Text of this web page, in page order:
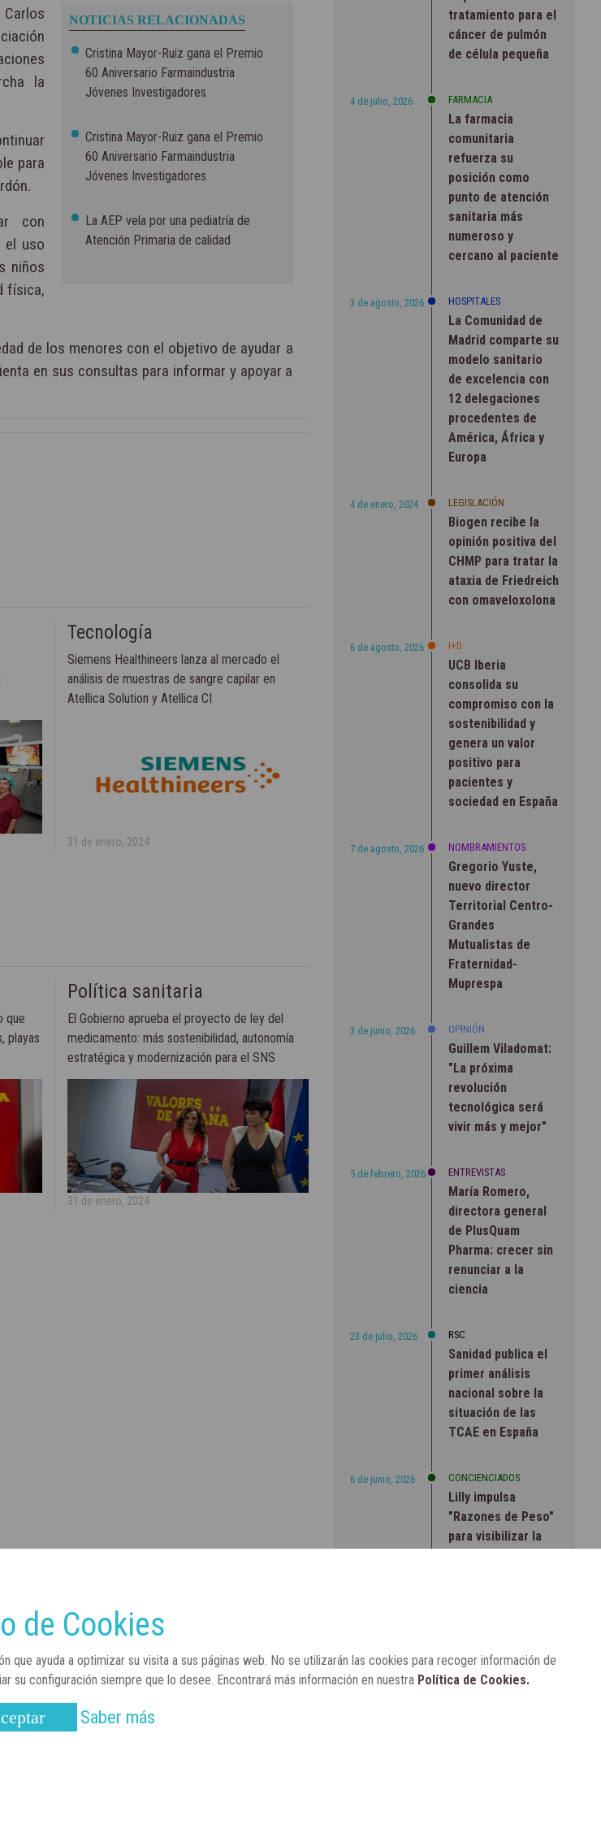
NOTICIAS RELACIONADAS
Cristina Mayor-Ruiz gana el Premio
60 Aniversario Farmaindustria
Jóvenes Investigadores
Cristina Mayor-Ruiz gana el Premio
60 Aniversario Farmaindustria
Jóvenes Investigadores
La AEP vela por una pediatría de
Atención Primaria de calidad
Carlos
la
para
con
el uso
niños
física,
de los menores con el objetivo de ayudar a
en sus consultas para informar y apoyar a
Tecnología
Siemens Healthineers lanza al mercado el
análisis de muestras de sangre capilar en
Atellica Solution y Atellica CI
31 de enero, 2024
que
playas
Política sanitaria
El Gobierno aprueba el proyecto de ley del
medicamento: más sostenibilidad, autonomía
estratégica y modernización para el SNS
31 de enero, 2024
tratamiento para el
cáncer de pulmón
de célula pequeña
4 de julio, 2026 FARMACIA
La farmacia
comunitaria
refuerza su
posición como
punto de atención
sanitaria más
numeroso y
cercano al paciente
3 de agosto, 2026 HOSPITALES
La Comunidad de
Madrid comparte su
modelo sanitario
de excelencia con
12 delegaciones
procedentes de
América, África y
Europa
4 de enero, 2024 LEGISLACIÓN
Biogen recibe la
opinión positiva del
CHMP para tratar la
ataxia de Friedreich
con omaveloxolona
6 de agosto, 2026 I+D
UCB Iberia
consolida su
compromiso con la
sostenibilidad y
genera un valor
positivo para
pacientes y
sociedad en España
7 de agosto, 2026 NOMBRAMIENTOS
Gregorio Yuste,
nuevo director
Territorial Centro-
Grandes
Mutualistas de
Fraternidad-
Muprespa
3 de junio, 2026 OPINIÓN
Guillem Viladomat:
"La próxima
revolución
tecnológica será
vivir más y mejor"
5 de febrero, 2026 ENTREVISTAS
María Romero,
directora general
de PlusQuam
Pharma: crecer sin
renunciar a la
ciencia
23 de julio, 2026 RSC
Sanidad publica el
primer análisis
nacional sobre la
situación de las
TCAE en España
6 de junio, 2026 CONCIENCIADOS
Lilly impulsa
"Razones de Peso"
para visibilizar la
Farmacia: un
laboratorio de
de Cookies
ayuda a optimizar su visita a sus páginas web. No se utilizarán las cookies para recoger información de
su configuración siempre que lo desee. Encontrará más información en nuestra Política de Cookies.
Saber más